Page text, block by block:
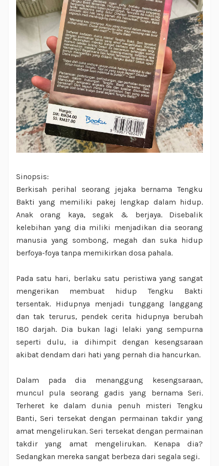
Sinopsis:
Berkisah perihal seorang jejaka bernama Tengku
Bakti yang memiliki pakej lengkap dalam hidup.
Anak orang kaya, segak & berjaya. Disebalik
kelebihan yang dia miliki menjadikan dia seorang
manusia yang sombong, megah dan suka hidup
berfoya-foya tanpa memikirkan dosa pahala.
Pada satu hari, berlaku satu peristiwa yang sangat
mengerikan membuat hidup Tengku Bakti
tersentak. Hidupnya menjadi tunggang langgang
dan tak terurus, pendek cerita hidupnya berubah
180 darjah. Dia bukan lagi lelaki yang sempurna
seperti dulu, ia dihimpit dengan kesengsaraan
akibat dendam dari hati yang pernah dia hancurkan.
Dalam pada dia menanggung kesengsaraan,
muncul pula seorang gadis yang bernama Seri.
Terheret ke dalam dunia penuh misteri Tengku
Banti, Seri tersekat dengan permainan takdir yang
amat mengelirukan. Seri tersekat dengan permainan
takdir yang amat mengelirukan. Kenapa dia?
Sedangkan mereka sangat berbeza dari segala segi.